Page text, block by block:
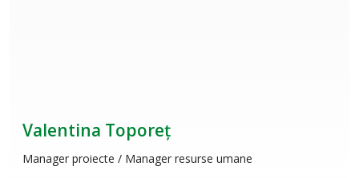
Valentina Toporeț
Manager proiecte / Manager resurse umane